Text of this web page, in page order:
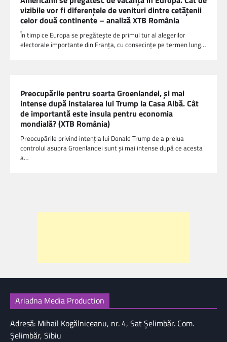
vizibile vor fi diferențele de venituri dintre cetățenii
celor două continente – analiză XTB România
În timp ce Europa se pregătește de primul tur al alegerilor
electorale importante din Franța, cu consecințe pe termen lung…
Preocupările pentru soarta Groenlandei, și mai
intense după instalarea lui Trump la Casa Albă. Cât
de importantă este insula pentru economia
mondială? (XTB România)
Preocupările privind intenția lui Donald Trump de a prelua
controlul asupra Groenlandei sunt și mai intense după ce acesta
a…
Ariadna Media Production
Adresă: Mihail Kogălniceanu, nr. 4, Sat Şelimbăr. Com.
Şelimbăr, Sibiu